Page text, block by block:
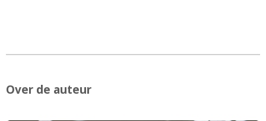
Over de auteur